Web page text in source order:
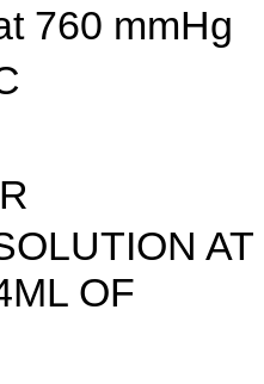
760 mmHg
AT
OF